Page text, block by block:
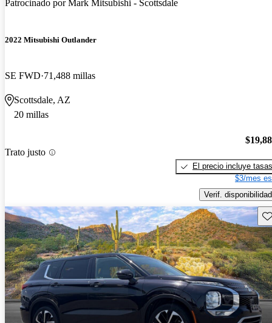
Patrocinado porMark Mitsubishi - Scottsdale
2022 Mitsubishi Outlander
SE FWD 71,488 millas
Scottsdale, AZ
20 millas
Trato justo
El precio incluye tasas
$3/mes
Verif. disponibilidad